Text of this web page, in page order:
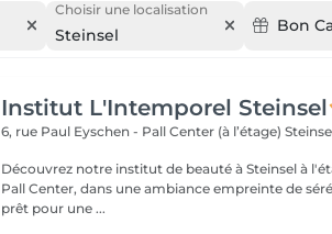
Choisir une localisation
Steinsel Bon
Institut L'Intemporel Steinsel
6, rue Paul Eyschen - Pall Center (à l’étage)
Découvrez notre institut de beauté à Steinsel à
Pall Center, dans une ambiance empreinte de
prêt pour une ...